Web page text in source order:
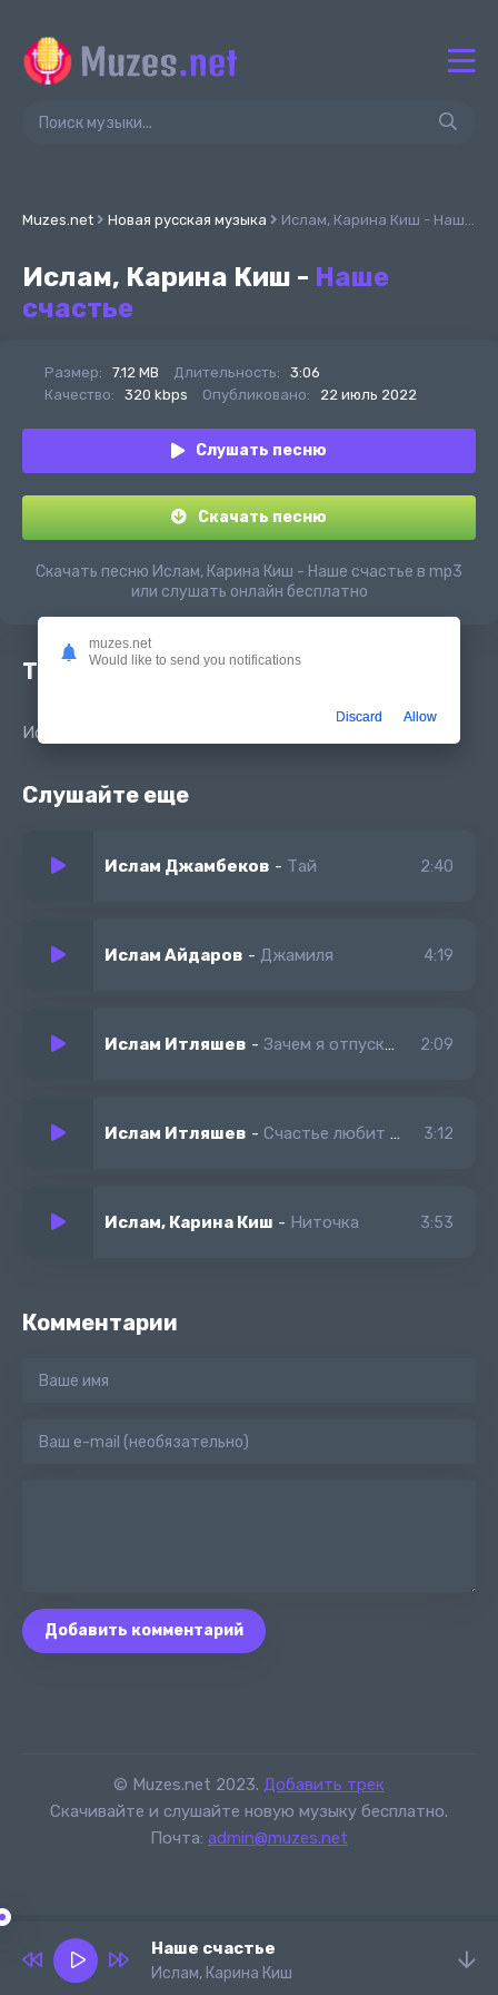
Muzes.net Новая русская музыка Ислам, Карина Киш - Наше счастье
Ислам, Карина Киш - Наше
счастье
Размер: 7.12 MB Длительность:
3:06
Качество:
320 kbps Опубликовано: 22 июль 2022
Слушать песню
Скачать песню
Скачать песню Ислам, Карина Киш - Наше счастье в mp3
или слушать онлайн бесплатно
Текст песни
Ислам и Карина Киш - Наше счастье
Слушайте еще
Ислам Джамбеков - Тай 2:40
Ислам Айдаров - Джамиля 4:19
Ислам Итляшев - Зачем я отпускаю (Новый Альбом) 2:09
Ислам Итляшев - Счастье любит тишину 3:12
Ислам, Карина Киш - Ниточка 3:53
Комментарии
Добавить комментарий
© Muzes.net 2023. Добавить трек
Скачивайте и слушайте новую музыку бесплатно.
Почта: admin@muzes.net
Наше счастье
Ислам, Карина Киш
muzes.net
Would like to send you notifications
Discard Allow